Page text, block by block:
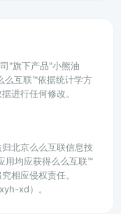
"旗下产品"小熊油
么互联™依据统计学方
进行任何修改。
北京么么互联信息技
用均应获得么么互联™
相应侵权责任。
xd）。